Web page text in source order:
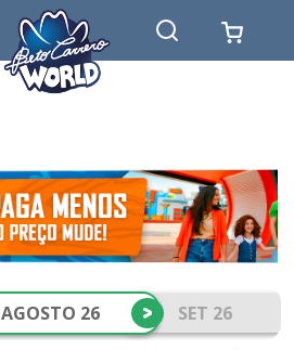
AGOSTO 26 SET 26
>